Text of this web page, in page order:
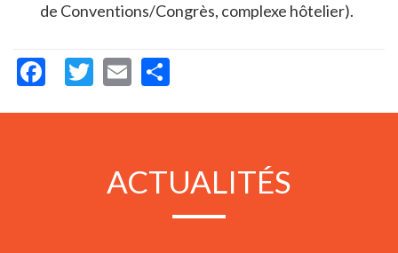
de Conventions/Congrès, complexe hôtelier).
Facebook
Twitter
Email
ACTUALITÉS